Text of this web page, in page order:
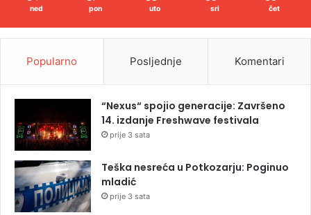
ned pon uto sri čet
Popularno Posljednje Komentari
“Nexus“ spojio generacije: Završeno
14. izdanje Freshwave festivala
prije 3 sata
Teška nesreća u Potkozarju: Poginuo
mladić
prije 3 sata